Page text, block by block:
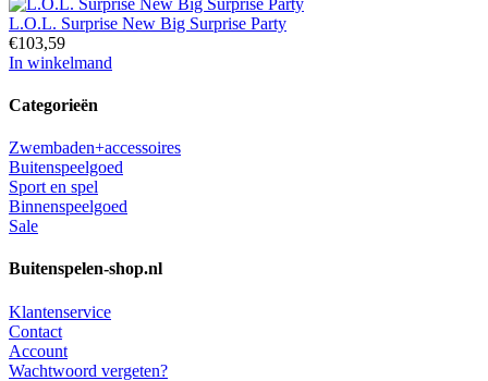
L.O.L. Surprise New Big Surprise Party
€103,59
In winkelmand
Categorieën
Zwembaden+accessoires
Buitenspeelgoed
Sport en spel
Binnenspeelgoed
Sale
Buitenspelen-shop.nl
Klantenservice
Contact
Account
Wachtwoord vergeten?